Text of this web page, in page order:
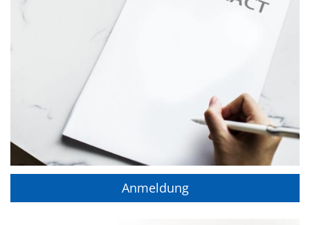
Anmeldung